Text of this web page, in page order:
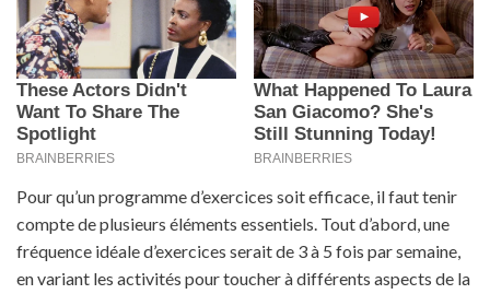
Pour qu’un programme d’exercices soit efficace, il faut tenir
compte de plusieurs éléments essentiels. Tout d’abord, une
fréquence idéale d’exercices serait de 3 à 5 fois par semaine,
en variant les activités pour toucher à différents aspects de la